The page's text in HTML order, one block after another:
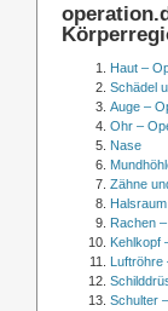
Haut –
Schädel
Auge –
Ohr –
Nase
Zähne
Rachen
Kehlkopf
Luftröhre
Schulter